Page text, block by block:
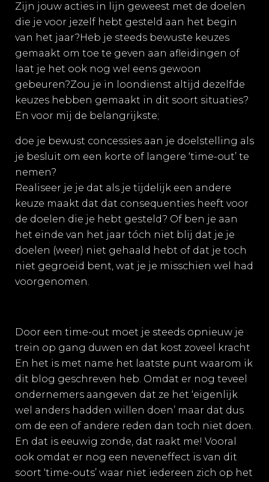
Zijn jouw acties in lijn geweest met de doelen
die je voor jezelf hebt gesteld aan het begin
van het jaar?Heb je steeds bewuste keuzes
gemaakt om toe te geven aan afleidingen of
laat je het ook nog wel eens gewoon
gebeuren?Zou je in loondienst altijd dezelfde
keuzes hebben gemaakt in dit soort situaties?
En voor mij de belangrijkste;
doe je bewust concessies aan je doelstelling als
je besluit om een korte of langere ‘time-out’ te
nemen?
Realiseer je je dat als je tijdelijk een andere
keuze maakt dat dat consequenties heeft voor
de doelen die je hebt gesteld? Of ben je aan
het einde van het jaar tóch niet blij dat je je
doelen (weer) niet gehaald hebt of dat je toch
niet gegroeid bent, wat je je misschien wel had
voorgenomen.
Door een time-out moet je steeds opnieuw je
trein op gang duwen en dat kost zoveel kracht
En het is met name het laatste punt waarom ik
dit blog geschreven heb. Omdat er nog teveel
ondernemers aangeven dat ze het ‘eigenlijk
wel anders hadden willen doen’ maar dat dus
om de een of andere reden dan toch niet doen.
En dat is eeuwig zonde, dat raakt me! Vooral
ook omdat er nog een neveneffect is van dit
soort ‘time-outs’ waar niet iedereen zich op het